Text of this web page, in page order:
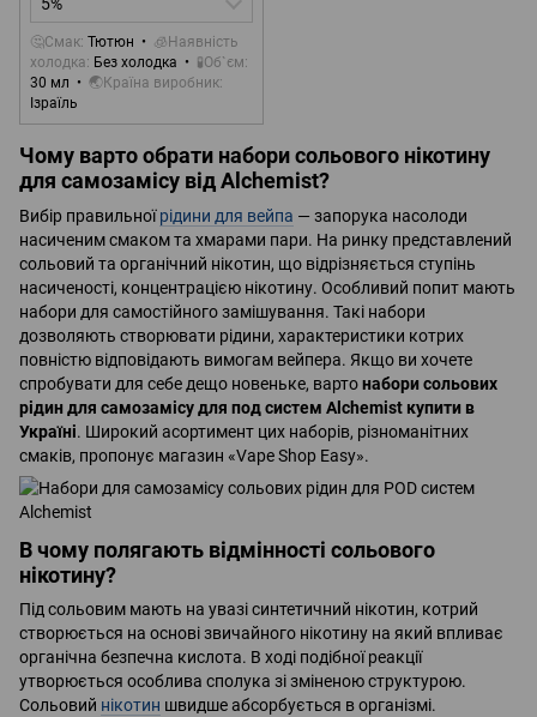
5%
🤔Смак Тютюн
🧊Наявність
холодка
Без холодка
🧪Об`єм
30 мл
🌏Країна виробник
Ізраїль
Чому варто обрати набори сольового нікотину
для самозамісу від Alchemist?
Вибір правильноїрідини для вейпа — запорука насолоди
насиченим смаком та хмарами пари. На ринку представлений
сольовий та органічний нікотин, що відрізняється ступінь
насиченості, концентрацією нікотину. Особливий попит мають
набори для самостійного замішування. Такі набори
дозволяють створювати рідини, характеристики котрих
повністю відповідають вимогам вейпера. Якщо ви хочете
спробувати для себе дещо новеньке, вартонабори сольових
рідин для самозамісу для под систем Alchemist купити в
Україні. Широкий асортимент цих наборів, різноманітних
смаків, пропонує магазин «Vape Shop Easy».
В чому полягають відмінності сольового
нікотину?
Під сольовим мають на увазі синтетичний нікотин, котрий
створюється на основі звичайного нікотину на який впливає
органічна безпечна кислота. В ході подібної реакції
утворюється особлива сполука зі зміненою структурою.
Сольовий нікотин швидше абсорбується в організмі.